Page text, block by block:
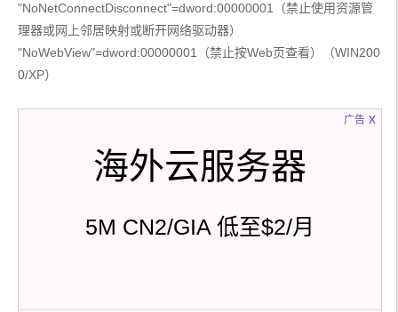
"NoNetConnectDisconnect"=dword:00000001（禁止使用资源管
理器或网上邻居映射或断开网络驱动器）
"NoWebView"=dword:00000001（禁止按Web页查看）（WIN200
0/XP）
广告
海外云服务器
5M CN2/GIA 低至$2/月
x